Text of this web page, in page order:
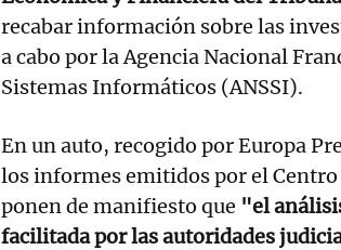
recabar información sobre las
a cabo por la Agencia Nacional
Sistemas Informáticos (ANSSI).
En un auto, recogido por Europa
los informes emitidos por el
ponen de manifiesto que "el
facilitada por las autoridades